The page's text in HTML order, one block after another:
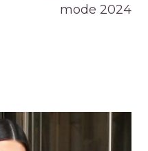
mode 2024